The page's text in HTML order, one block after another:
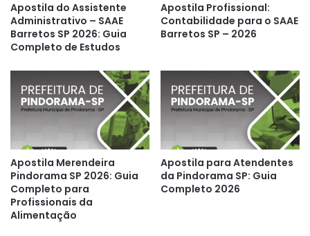
Apostila do Assistente
Administrativo – SAAE
Barretos SP 2026: Guia
Completo de Estudos
Apostila Profissional:
Contabilidade para o SAAE
Barretos SP – 2026
Apostila Merendeira
Pindorama SP 2026: Guia
Completo para
Profissionais da
Alimentação
Apostila para Atendentes
da Pindorama SP: Guia
Completo 2026